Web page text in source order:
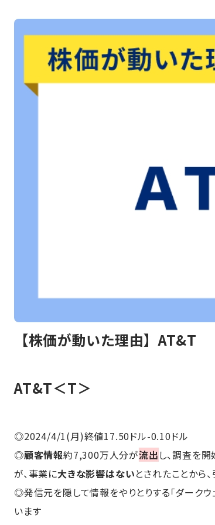
【株価が動いた理由】AT&T
AT&T＜T＞
◎2024/4/1(月)終値17.50ドル-0.10ドル
◎顧客情報約7,300万人分が流出し、調査を
が、事業に大きな影響はないとされたことから
◎発信元を隠して情報をやりとりする「ダーク
います